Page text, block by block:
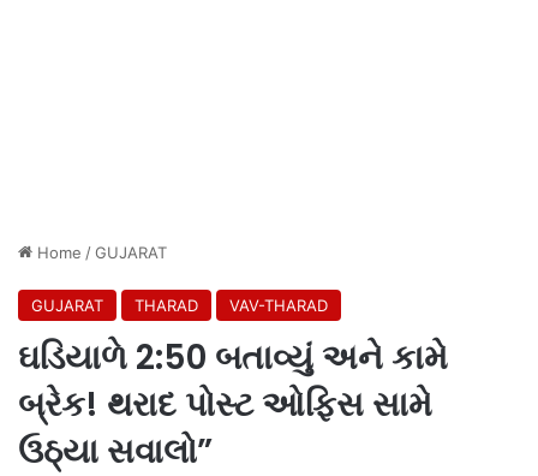
Home /GUJARAT
GUJARAT THARAD VAV-THARAD
ઘડિયાળે 2:50 બતાવ્યું અને કામે
બ્રેક! થરાદ પોસ્ટ ઓફિસ સામે
ઉઠ્યા સવાલો”